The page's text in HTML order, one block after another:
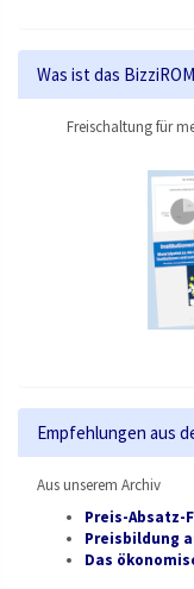
Was ist das
Freischaltung für
Empfehlungen aus
Aus unserem Archiv
Preis-
Preisbildung
Das